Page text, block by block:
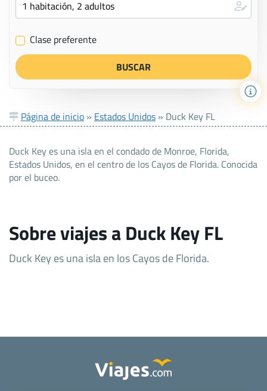
✔ Clase preferente
Página de inicio » Estados Unidos » Duck Key FL
Duck Key es una isla en el condado de Monroe, Florida,
Estados Unidos, en el centro de los Cayos de Florida. Conocida
por el buceo.
Sobre viajes a Duck Key FL
Duck Key es una isla en los Cayos de Florida.